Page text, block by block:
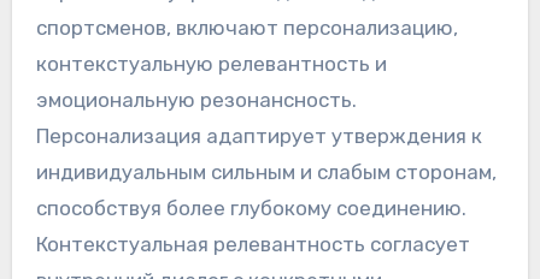
спортсменов, включают персонализацию,
контекстуальную релевантность и
эмоциональную резонансность.
Персонализация адаптирует утверждения к
индивидуальным сильным и слабым сторонам,
способствуя более глубокому соединению.
Контекстуальная релевантность согласует